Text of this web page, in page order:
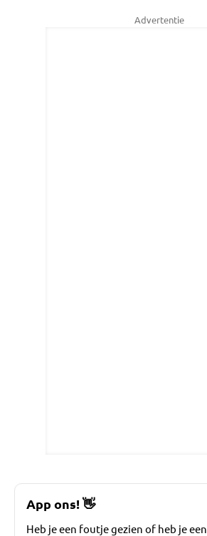
Advertentie
App ons!👋
Heb je een foutje gezien of heb je een